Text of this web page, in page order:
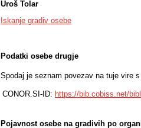
Uroš Tolar
Iskanje gradiv osebe
Podatki osebe drugje
Spodaj je seznam povezav na tuje vire
CONOR.SI-ID: https://bib.cobiss.net/
Pojavnost osebe na gradivih po